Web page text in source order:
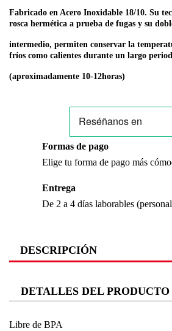
Fabricado en Acero Inoxidable 18/10. Su
rosca hermética a prueba de fugas y su
intermedio, permiten conservar la
fríos como calientes durante un largo
(aproximadamente 10-12horas)
Formas de pago
Elige tu forma de pago más
Entrega
De 2 a 4 días laborables
DESCRIPCIÓN
DETALLES DEL PRODUCTO
Libre de BPA